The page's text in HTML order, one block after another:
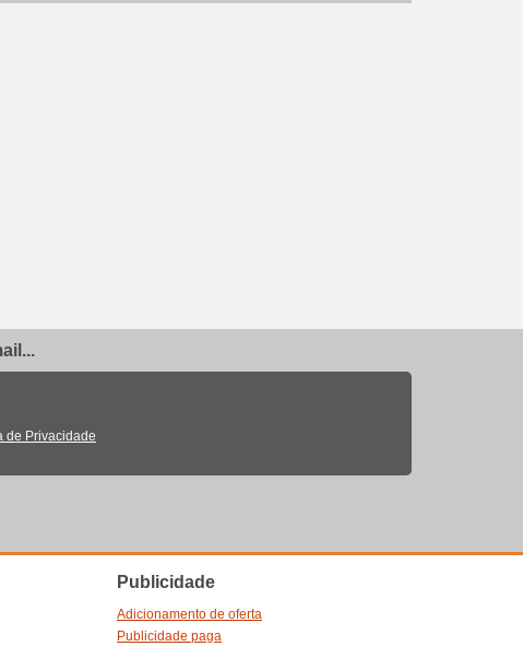
de Privacidade
Publicidade
Adicionamento de oferta
Publicidade paga